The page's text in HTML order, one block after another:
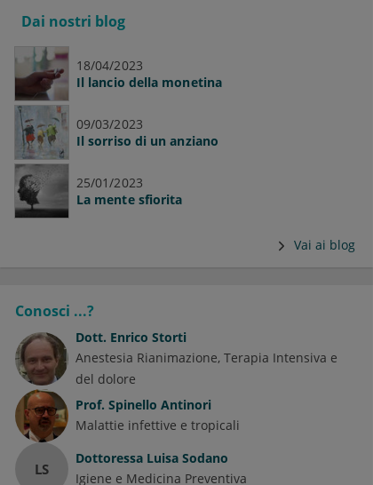
Dai nostri blog
18/04/2023
Il lancio della monetina
09/03/2023
Il sorriso di un anziano
25/01/2023
La mente sfiorita
Vai ai blog
Conosci ...?
Dott. Enrico Storti
Anestesia Rianimazione, Terapia Intensiva e
del dolore
Prof. Spinello Antinori
Malattie infettive e tropicali
LS
Dottoressa Luisa Sodano
Igiene e Medicina Preventiva